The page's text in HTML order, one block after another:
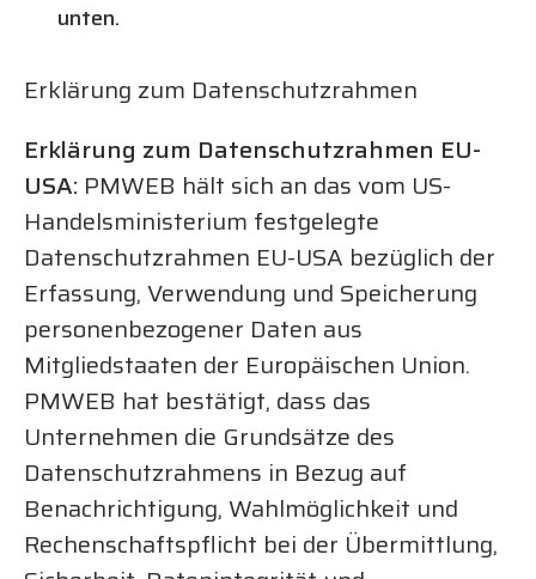
unten.
Erklärung zum Datenschutzrahmen
Erklärung zum Datenschutzrahmen EU-
USA: PMWEB hält sich an das vom US-
Handelsministerium festgelegte
Datenschutzrahmen EU-USA bezüglich der
Erfassung, Verwendung und Speicherung
personenbezogener Daten aus
Mitgliedstaaten der Europäischen Union.
PMWEB hat bestätigt, dass das
Unternehmen die Grundsätze des
Datenschutzrahmens in Bezug auf
Benachrichtigung, Wahlmöglichkeit und
Rechenschaftspflicht bei der Übermittlung,